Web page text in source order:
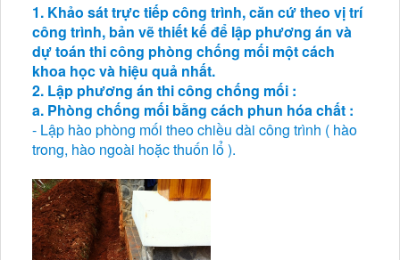
1. Khảo sát trực tiếp công trình, căn cứ theo vị trí
công trình, bản vẽ thiết kế để lập phương án và
dự toán thi công phòng chống mối một cách
khoa học và hiệu quả nhất.
2. Lập phương án thi công chống mối :
a. Phòng chống mối bằng cách phun hóa chất :
- Lập hào phòng mối theo chiều dài công trình ( hào
trong, hào ngoài hoặc thuốn lổ ).